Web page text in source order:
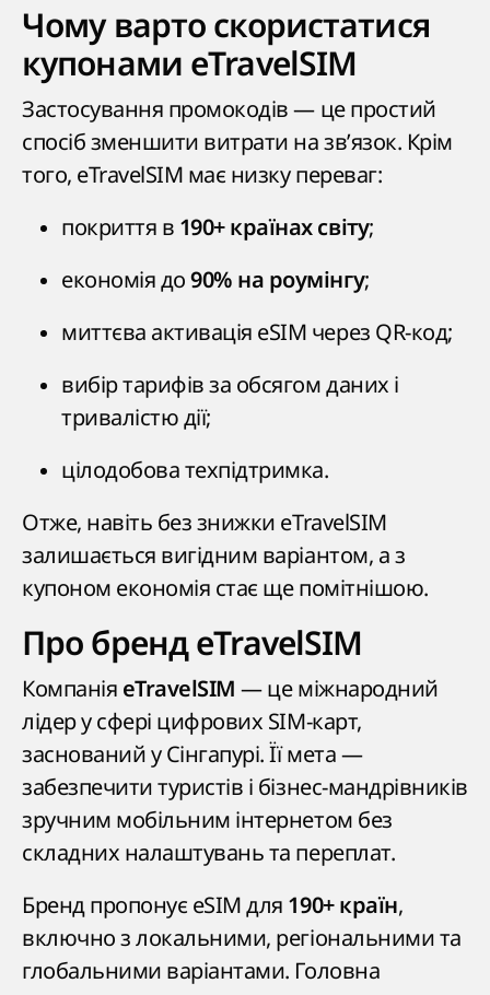
Чому варто скористатися
купонами eTravelSIM
Застосування промокодів — це простий
спосіб зменшити витрати на зв’язок. Крім
того, eTravelSIM має низку переваг:
покриття в 190+ країнах світу;
економія до90% на роумінгу;
миттєва активація eSIM через QR-код;
вибір тарифів за обсягом даних і
тривалістю дії;
цілодобова техпідтримка.
Отже, навіть без знижки eTravelSIM
залишається вигідним варіантом, а з
купоном економія стає ще помітнішою.
Про бренд eTravelSIM
Компанія eTravelSIM — це міжнародний
лідер у сфері цифрових SIM-карт,
заснований у Сінгапурі. Її мета —
забезпечити туристів і бізнес-мандрівників
зручним мобільним інтернетом без
складних налаштувань та переплат.
Бренд пропонує eSIM для 190+ країн,
включно з локальними, регіональними та
глобальними варіантами. Головна